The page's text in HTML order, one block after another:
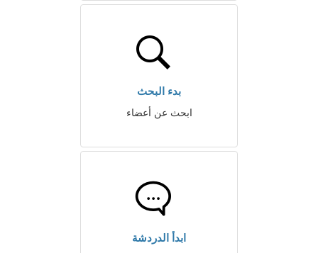
بدء البحث
ابحث عن أعضاء
ابدأ الدردشة